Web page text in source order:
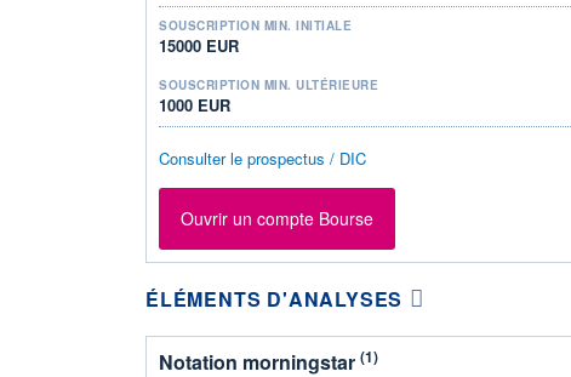
SOUSCRIPTION MIN. INITIALE
15000 EUR
SOUSCRIPTION MIN. ULTÉRIEURE
1000 EUR
Consulter le prospectus / DIC
Ouvrir un compte Bourse
ÉLÉMENTS D'ANALYSES
Notation morningstar (1)